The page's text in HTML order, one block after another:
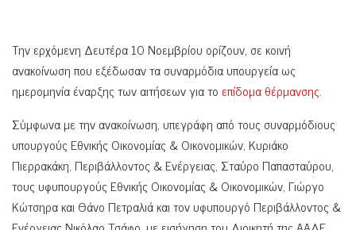
Tην ερχόμενη Δευτέρα 10 Νοεμβρίου ορίζουν, σε κοινή
ανακοίνωση που εξέδωσαν τα συναρμόδια υπουργεία ως
ημερομηνία έναρξης των αιτήσεων για το επίδομα θέρμανσης.
Σύμφωνα με την ανακοίνωση, υπεγράφη από τους συναρμόδιους
υπουργούς Εθνικής Οικονομίας & Οικονομικών, Κυριάκο
Πιερρακάκη, Περιβάλλοντος & Ενέργειας, Σταύρο Παπασταύρου,
τους υφυπουργούς Εθνικής Οικονομίας & Οικονομικών, Γιώργο
Κώτσηρα και Θάνο Πετραλιά και τον υφυπουργό Περιβάλλοντος &